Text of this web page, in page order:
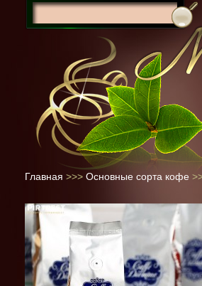
Главная >>> Основные сорта кофе